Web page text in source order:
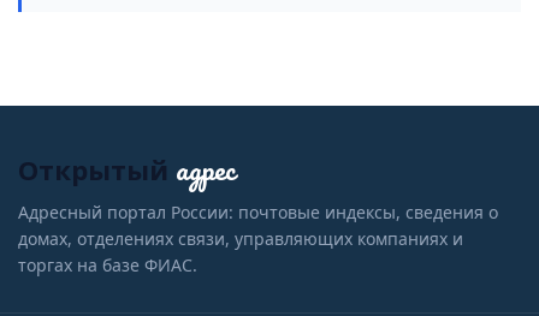
Открытый адрес
Адресный портал России: почтовые индексы, сведения о
домах, отделениях связи, управляющих компаниях и
торгах на базе ФИАС.